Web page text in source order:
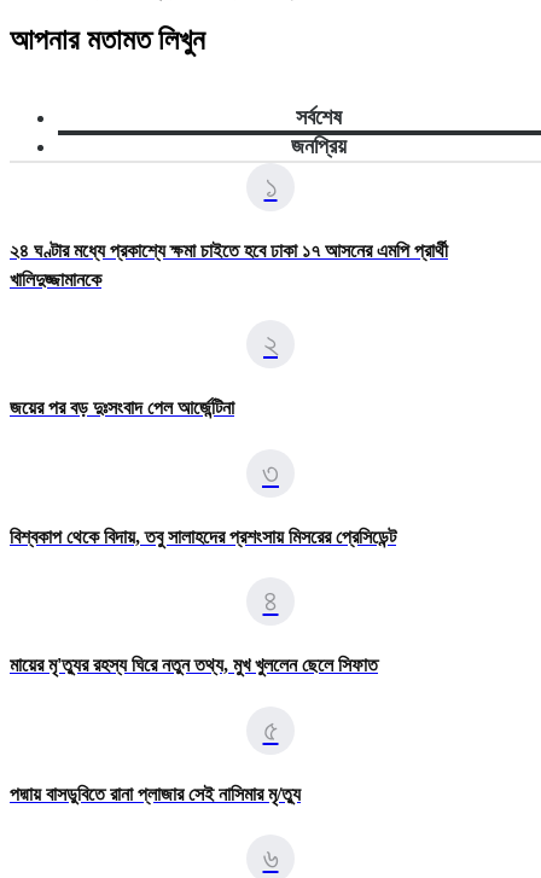
আপনার মতামত লিখুন
সর্বশেষ
জনপ্রিয়
১
২৪ ঘণ্টার মধ্যে প্রকাশ্যে ক্ষমা চাইতে হবে ঢাকা ১৭ আসনের এমপি প্রার্থী
খালিদুজ্জামানকে
২
জয়ের পর বড় দুঃসংবাদ পেল আর্জেন্টিনা
৩
বিশ্বকাপ থেকে বিদায়, তবু সালাহদের প্রশংসায় মিসরের প্রেসিডেন্ট
৪
মায়ের মৃ'ত্যুর রহস্য ঘিরে নতুন তথ্য, মুখ খুললেন ছেলে সিফাত
৫
পদ্মায় বাসডুবিতে রানা প্লাজার সেই নাসিমার মৃ/ত্যু
৬